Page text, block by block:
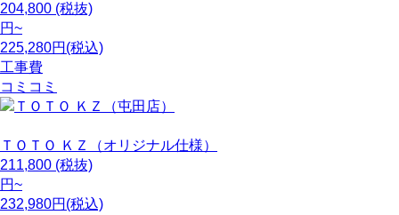
204,800 (税抜)
円~
225,280円(税込)
工事費
コミコミ
ＴＯＴＯ ＫＺ（オリジナル仕様）
211,800 (税抜)
円~
232,980円(税込)